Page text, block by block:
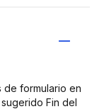
de formulario en
Fin del